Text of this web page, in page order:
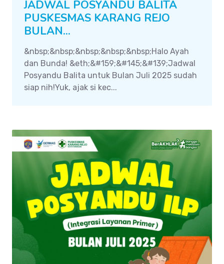
JADWAL POSYANDU BALITA
PUSKESMAS KARANG REJO
BULAN...
&nbsp;&nbsp;&nbsp;&nbsp;&nbsp;Halo Ayah
dan Bunda! &eth;&#159;&#145;&#139;Jadwal
Posyandu Balita untuk Bulan Juli 2025 sudah
siap nih!Yuk, ajak si kec...